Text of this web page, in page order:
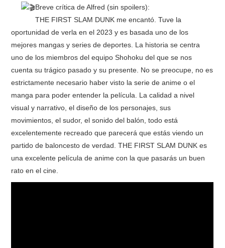
Breve crítica de Alfred (sin spoilers):
THE FIRST SLAM DUNK me encantó. Tuve la
oportunidad de verla en el 2023 y es basada uno de los
mejores mangas y series de deportes. La historia se centra
uno de los miembros del equipo Shohoku del que se nos
cuenta su trágico pasado y su presente. No se preocupe, no es
estrictamente necesario haber visto la serie de anime o el
manga para poder entender la película. La calidad a nivel
visual y narrativo, el diseño de los personajes, sus
movimientos, el sudor, el sonido del balón, todo está
excelentemente recreado que parecerá que estás viendo un
partido de baloncesto de verdad. THE FIRST SLAM DUNK es
una excelente película de anime con la que pasarás un buen
rato en el cine.